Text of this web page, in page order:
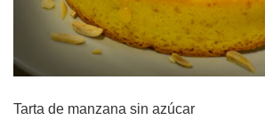
Tarta de manzana sin azúcar